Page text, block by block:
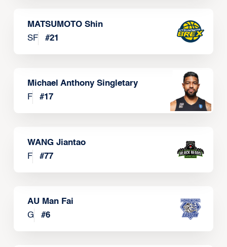
MATSUMOTO Shin
SF
#21
Michael Anthony Singletary
F
#17
WANG Jiantao
F
#77
AU Man Fai
G
#6